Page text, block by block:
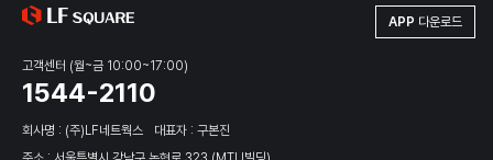
APP 다운로드
고객센터 (월~금 10:00~17:00)
1544-2110
회사명 : (주)LF네트웍스
대표자 : 구본진